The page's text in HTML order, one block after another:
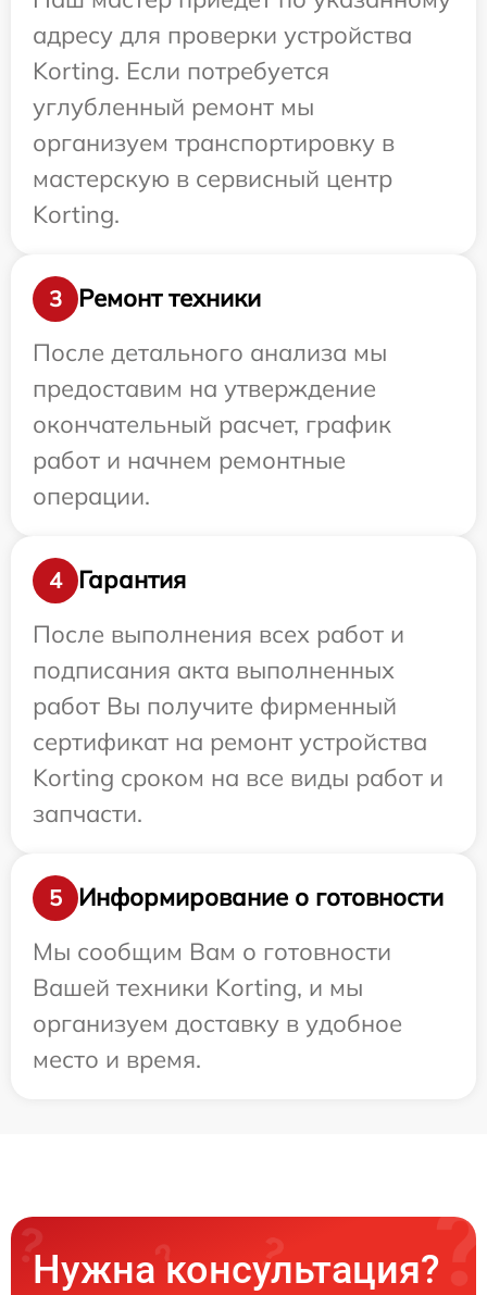
адресу для проверки устройства
Korting. Если потребуется
углубленный ремонт мы
организуем транспортировку в
мастерскую в сервисный центр
Korting.
3
Ремонт техники
После детального анализа мы
предоставим на утверждение
окончательный расчет, график
работ и начнем ремонтные
операции.
4
Гарантия
После выполнения всех работ и
подписания акта выполненных
работ Вы получите фирменный
сертификат на ремонт устройства
Korting сроком на все виды работ и
запчасти.
5
Информирование о готовности
Мы сообщим Вам о готовности
Вашей техники Korting, и мы
организуем доставку в удобное
место и время.
Нужна консультация?